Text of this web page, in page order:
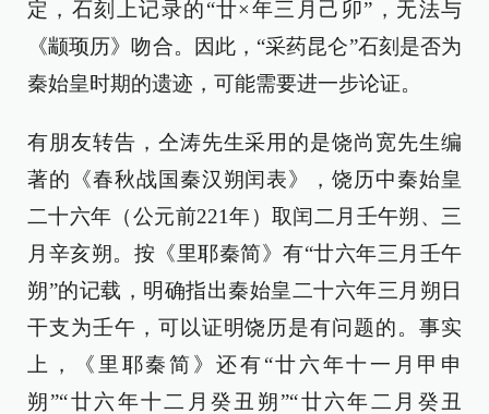
定，石刻上记录的“廿×年三月己卯”，无法与
《颛顼历》吻合。因此，“采药昆仑”石刻是否为
秦始皇时期的遗迹，可能需要进一步论证。
有朋友转告，仝涛先生采用的是饶尚宽先生编
著的《春秋战国秦汉朔闰表》，饶历中秦始皇
二十六年（公元前221年）取闰二月壬午朔、三
月辛亥朔。按《里耶秦简》有“廿六年三月壬午
朔”的记载，明确指出秦始皇二十六年三月朔日
干支为壬午，可以证明饶历是有问题的。事实
上，《里耶秦简》还有“廿六年十一月甲申
朔”“廿六年十二月癸丑朔”“廿六年二月癸丑